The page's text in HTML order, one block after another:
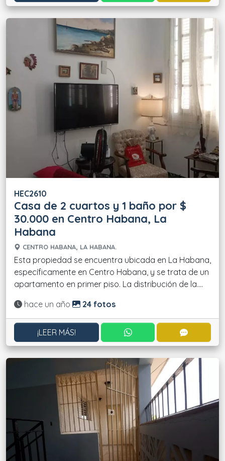
HEC2610
Casa de 2 cuartos y 1 baño por $
30.000 en Centro Habana, La
Habana
CENTRO HABANA, LA HABANA.
Esta propiedad se encuentra ubicada en La Habana,
específicamente en Centro Habana, y se trata de un
apartamento en primer piso. La distribución de la....
Actualizado:
hace un año 24 fotos
¡LEER MÁS! CONTACTAR POR